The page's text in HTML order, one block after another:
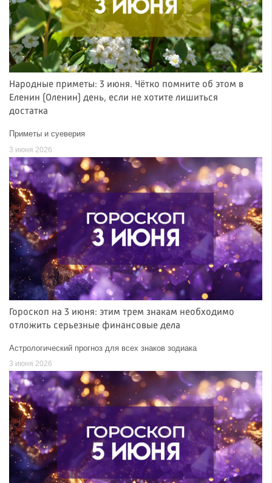
Народные приметы: 3 июня. Чётко помните об этом в
Еленин (Оленин) день, если не хотите лишиться
достатка
Приметы и суеверия
3 июня 2026
Гороскоп на 3 июня: этим трем знакам необходимо
отложить серьезные финансовые дела
Астрологический прогноз для всех знаков зодиака
3 июня 2026